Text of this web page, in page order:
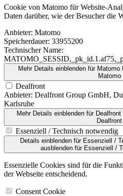
Cookie von Matomo für Website-
Daten darüber, wie der Besucher die
Anbieter: Matomo
Speicherdauer: 33955200
Technischer Name:
Mehr Details einblendenfür Matomo
Matomo
Dealfront
Anbieter: Dealfront Group GmbH,
Karlsruhe
Mehr Details einblenden für Dealfront
Dealfront
Essenziell / Technisch notwendig
Details einblenden für Essenziell /
ausblenden für Essenziell /
Essenzielle Cookies sind für die
der Webseite entscheidend.
Consent Cookie